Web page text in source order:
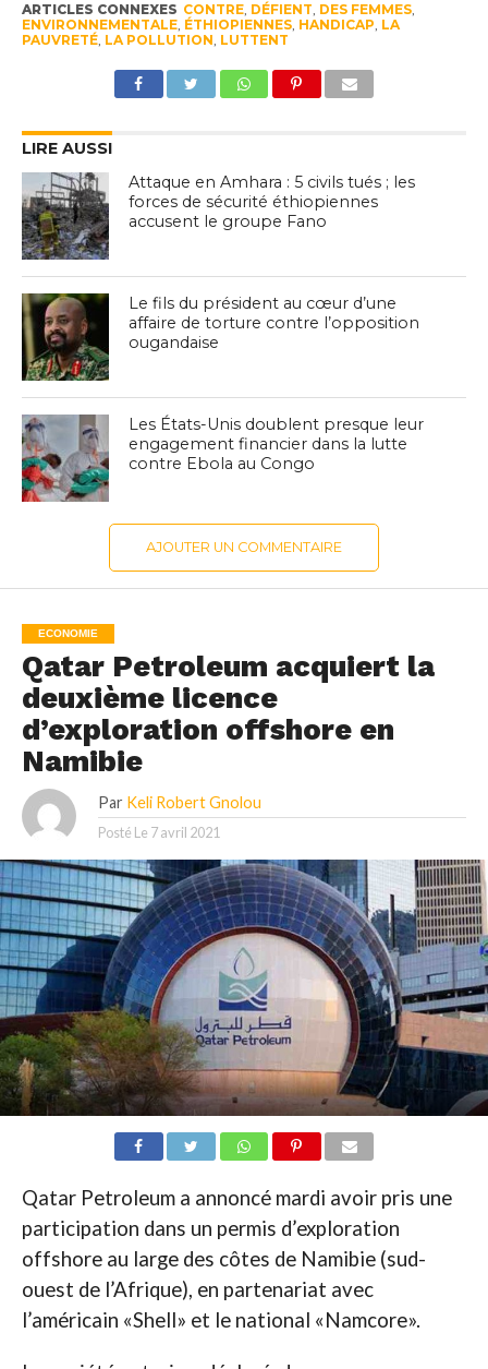
ARTICLES CONNEXES CONTRE, DÉFIENT, DES FEMMES,
ENVIRONNEMENTALE, ÉTHIOPIENNES, HANDICAP, LA
PAUVRETÉ, LA POLLUTION, LUTTENT
LIRE AUSSI
Attaque en Amhara : 5 civils tués ; les
forces de sécurité éthiopiennes
accusent le groupe Fano
Le fils du président au cœur d’une
affaire de torture contre l’opposition
ougandaise
Les États-Unis doublent presque leur
engagement financier dans la lutte
contre Ebola au Congo
AJOUTER UN COMMENTAIRE
ECONOMIE
Qatar Petroleum acquiert la
deuxième licence
d’exploration offshore en
Namibie
Par Keli Robert Gnolou
Posté Le 7 avril 2021
Qatar Petroleum a annoncé mardi avoir pris une
participation dans un permis d’exploration
offshore au large des côtes de Namibie (sud-
ouest de l’Afrique), en partenariat avec
l’américain «Shell» et le national «Namcore».